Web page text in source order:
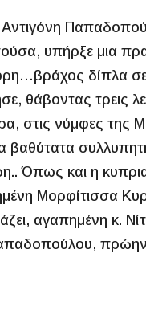
υπήρξε μια
δίπλα
θάβοντας τρεις
στις νύμφες της
βαθύτατα
Όπως και η
Μορφίτισσα
αγαπημένη κ.